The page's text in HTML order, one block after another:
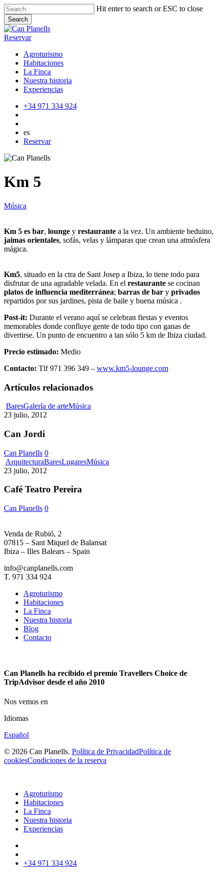
Skip
to
main
content
Hit enter to search or ESC to close
Search
Close
Search
Reservar
Agroturismo
Habitaciones
La Finca
Nuestra historia
Experiencias
+34 971 334 924
es
Reservar
Km 5
Música
Km 5 es bar, lounge y restaurante a la vez. Un ambiente beduino,
jaimas orientales, sofás, velas y lámparas que crean una atmósfera
mágica.
Km5, situado en la ctra de Sant Josep a Ibiza, lo tiene todo para
disfrutar de una agradable velada. En el restaurante se cocinan
platos de influencia mediterránea; barras de bar y privados
repartidos por sus jardines, pista de baile y buena música .
Post-it: Durante el verano aquí se celebran fiestas y eventos
memorables donde confluye gente de todo tipo con ganas de
divertirse. Un punto de encuentro a tan sólo 5 km de Ibiza ciudad.
Precio estimado: Medio
Contacto: Tlf 971 396 349 – www.km5-lounge.com
Artículos relacionados
BaresGalería de arteMúsica
23 julio, 2012
Can Jordi
Can Planells 0
ArquitecturaBaresLugaresMúsica
23 julio, 2012
Café Teatro Pereira
Can Planells 0
Venda de Rubió, 2
07815 – Sant Miquel de Balansat
Ibiza – Illes Balears – Spain
info@canplanells.com
T. 971 334 924
Agroturismo
Habitaciones
La Finca
Nuestra historia
Blog
Contacto
Can Planells ha recibido el premio Travellers Choice de
TripAdvisor desde el año 2010
Nos vemos en
Idiomas
Español
© 2026 Can Planells. Política de PrivacidadPolítica de
cookiesCondiciones de la reserva
Agroturismo
Habitaciones
La Finca
Nuestra historia
Experiencias
+34 971 334 924